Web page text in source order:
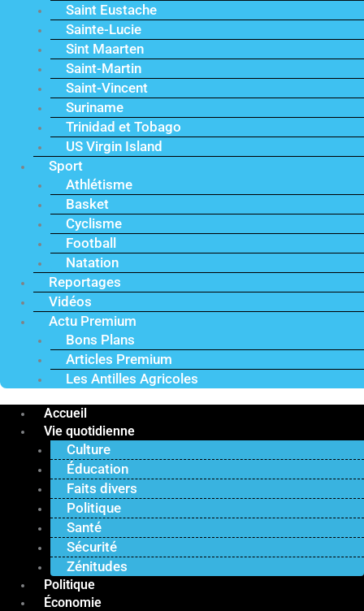
Saint Eustache
Sainte-Lucie
Sint Maarten
Saint-Martin
Saint-Vincent
Suriname
Trinidad et Tobago
US Virgin Island
Sport
Athlétisme
Basket
Cyclisme
Football
Natation
Reportages
Vidéos
Actu Premium
Bons Plans
Articles Premium
Les Antilles Agricoles
Accueil
Vie quotidienne
Culture
Éducation
Faits divers
Politique
Santé
Sécurité
Zénitudes
Politique
Économie